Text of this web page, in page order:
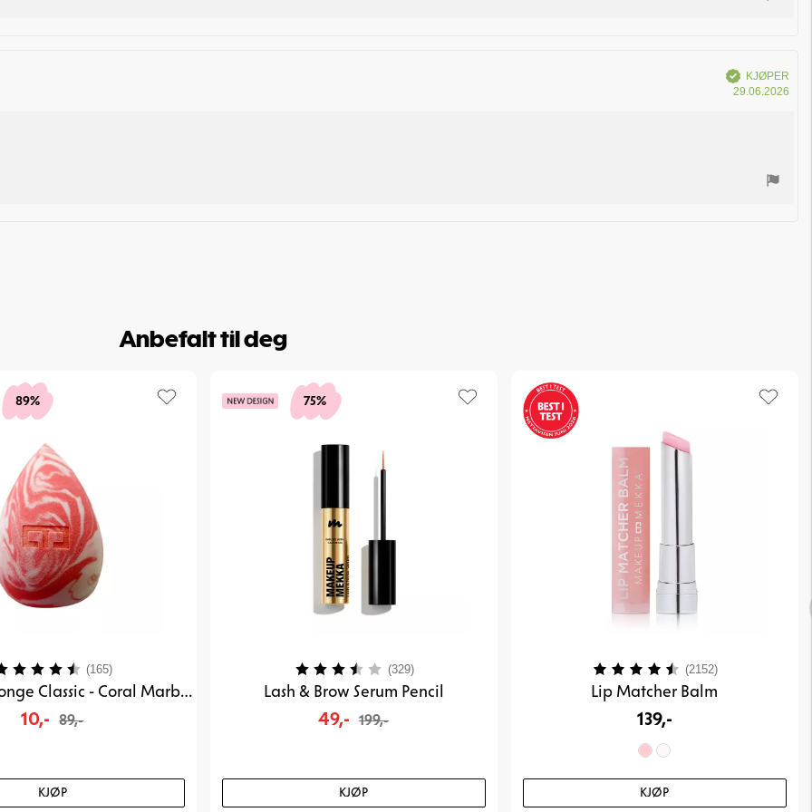
Verifisert
KJØPER
29.06.2026
Anbefalt til deg
89%
Blending Sponge Classic - Coral Marble
10,- 89,-
KJØP
(165)
75%
Lash & Brow Serum Pencil
49,- 199,-
KJØP
Karakter: (329)3.9 av 5 mulige
Lip Matcher Balm
139,-
KJØP
Karakter: (2152)